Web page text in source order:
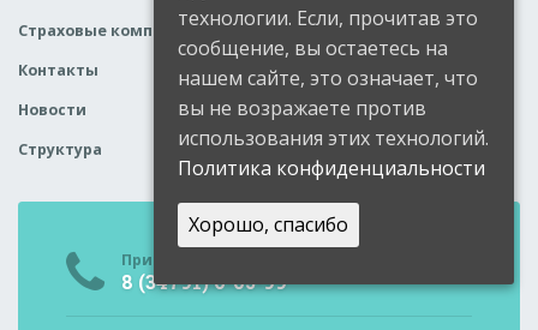
Страховые компании
Контакты
Новости
Структура
Приемная
8 (34791) 6-05-99
технологии. Если, прочитав это
сообщение, вы остаетесь на
нашем сайте, это означает, что
вы не возражаете против
использования этих технологий.
Политика конфиденциальности
Хорошо, спасибо